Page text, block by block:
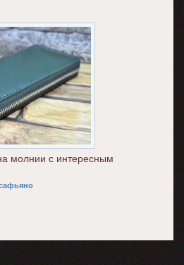
молнии с интересным